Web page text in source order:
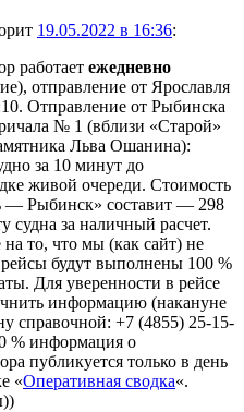
19.05.2022 в 16:36:
работает ежедневно
отправление от Ярославля
Отправление от Рыбинска
№ 1 (вблизи «Старой»
Льва Ошанина):
за 10 минут до
живой очереди. Стоимость
— Рыбинск» составит — 298
судна за наличный расчет.
то, что мы (как сайт) не
будут выполнены 100 %
Для уверенности в рейсе
информацию (накануне
справочной: +7 (4855) 25-15-
% информация о
публикуется только в день
«Оперативная сводка«.